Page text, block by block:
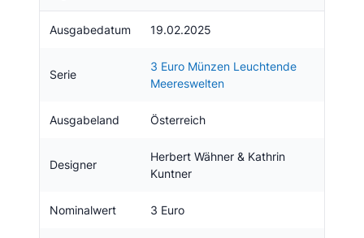
Ausgabedatum 19.02.2025
Serie
3 Euro Münzen Leuchtende
Meereswelten
Ausgabeland Österreich
Designer
Herbert Wähner & Kathrin
Kuntner
Nominalwert 3 Euro